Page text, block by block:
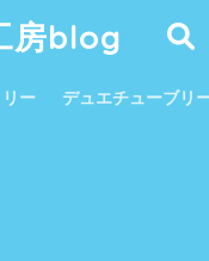
房blog
ー デュエチューブリ